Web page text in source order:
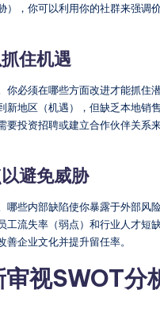
），你可以利用你的社群来强调
住机遇
你必须在哪些方面改进才能抓住
新地区（机遇），但缺乏本地销
要投资招聘或建立合作伙伴关系
避免威胁
哪些内部缺陷使你暴露于外部风
工流失率（弱点）和行业人才短
善企业文化并提升留任率。
审视SWOT分